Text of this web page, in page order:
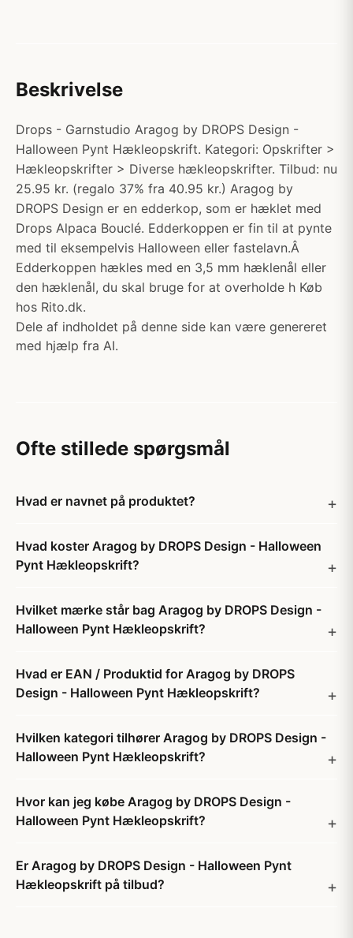
Beskrivelse
Drops - Garnstudio Aragog by DROPS Design -
Halloween Pynt Hækleopskrift. Kategori: Opskrifter >
Hækleopskrifter > Diverse hækleopskrifter. Tilbud: nu
25.95 kr. (regalo 37% fra 40.95 kr.) Aragog by
DROPS Design er en edderkop, som er hæklet med
Drops Alpaca Bouclé. Edderkoppen er fin til at pynte
med til eksempelvis Halloween eller fastelavn.Â
Edderkoppen hækles med en 3,5 mm hæklenål eller
den hæklenål, du skal bruge for at overholde h Køb
hos Rito.dk.
Dele af indholdet på denne side kan være genereret
med hjælp fra AI.
Ofte stillede spørgsmål
Hvad er navnet på produktet?
Hvad koster Aragog by DROPS Design - Halloween
Pynt Hækleopskrift?
Hvilket mærke står bag Aragog by DROPS Design -
Halloween Pynt Hækleopskrift?
Hvad er EAN / Produktid for Aragog by DROPS
Design - Halloween Pynt Hækleopskrift?
Hvilken kategori tilhører Aragog by DROPS Design -
Halloween Pynt Hækleopskrift?
Hvor kan jeg købe Aragog by DROPS Design -
Halloween Pynt Hækleopskrift?
Er Aragog by DROPS Design - Halloween Pynt
Hækleopskrift på tilbud?